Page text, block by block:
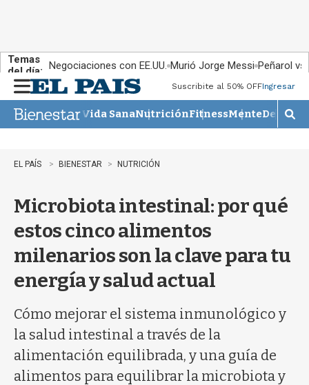
Temas
del día: Negociaciones con EE.UU. Murió Jorge Messi Peñarol
n
u
Suscribite al 50% OFFIngresar
Vida SanaNutriciónFitnessMente
M
o
q
EL PAÍS BIENESTAR NUTRICIÓN
Microbiota intestinal: por qué
estos cinco alimentos
milenarios son la clave para tu
energía y salud actual
Cómo mejorar el sistema inmunológico y
la salud intestinal a través de la
alimentación equilibrada, y una guía de
alimentos para equilibrar la microbiota y